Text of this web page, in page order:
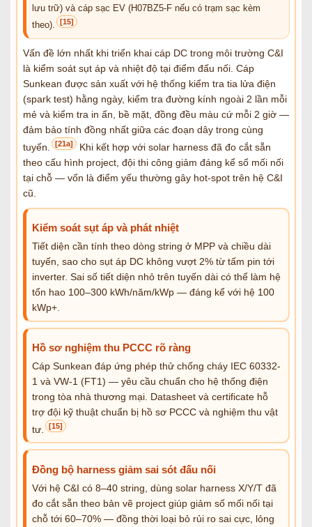
lưu trữ) và cáp sạc EV (H07BZ5-F nếu có trạm sạc kèm
theo).
[15]
Vấn đề lớn nhất khi triển khai cáp DC trong môi trường C&I
là kiểm soát sụt áp và nhiệt độ tại điểm đấu nối. Cáp
Sunkean được sản xuất với hệ thống kiểm tra tia lửa điện
(spark test) hằng ngày, kiểm tra đường kính ngoài 2 lần mỗi
mẻ và kiểm tra in ấn, bề mặt, đồng đều màu cứ mỗi 2 giờ —
đảm bảo tính đồng nhất giữa các đoạn dây trong cùng
tuyến.
[21a] Khi kết hợp với solar harness đã đo cắt sẵn
theo cấu hình project, đội thi công giảm đáng kể số mối nối
tại chỗ — vốn là điểm yếu thường gây hot-spot trên hệ C&I
cũ.
Kiểm soát sụt áp và phát nhiệt
Tiết diện cần tính theo dòng string ở MPP và chiều dài
tuyến, sao cho sụt áp DC không vượt 2% từ tấm pin tới
inverter. Sai số tiết diện nhỏ trên tuyến dài có thể làm hệ
tổn hao 100–300 kWh/năm/kWp — đáng kể với hệ 100
kWp+.
Hồ sơ nghiệm thu PCCC rõ ràng
Cáp Sunkean đáp ứng phép thử chống cháy IEC 60332-
1 và VW-1 (FT1) — yêu cầu chuẩn cho hệ thống điện
trong tòa nhà thương mại. Datasheet và certificate hỗ
trợ đội kỹ thuật chuẩn bị hồ sơ PCCC và nghiệm thu vật
tư.
[15]
Đồng bộ harness giảm sai sót đấu nối
Với hệ C&I có 8–40 string, dùng solar harness X/Y/T đã
đo cắt sẵn theo bản vẽ project giúp giảm số mối nối tại
chỗ tới 60–70% — đồng thời loại bỏ rủi ro sai cực, lỏng